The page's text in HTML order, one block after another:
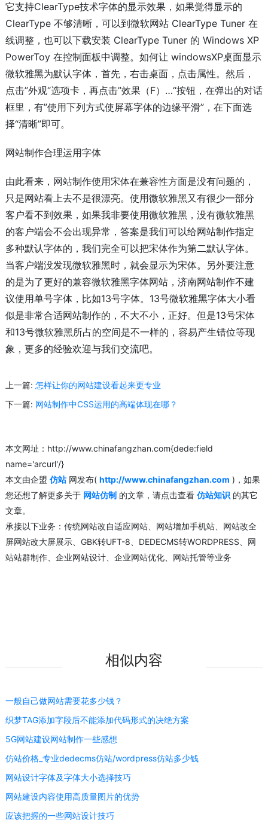
它支持ClearType技术字体的显示效果，如果觉得显示的
ClearType 不够清晰，可以到微软网站 ClearType Tuner 在
线调整，也可以下载安装 ClearType Tuner 的 Windows XP
PowerToy 在控制面板中调整。如何让 windowsXP桌面显示
微软雅黑为默认字体，首先，右击桌面，点击属性。然后，
点击”外观“选项卡，再点击”效果（F）…“按钮，在弹出的对话
框里，有”使用下列方式使屏幕字体的边缘平滑”，在下面选
择“清晰”即可。
网站制作合理运用字体
由此看来，网站制作使用宋体在兼容性方面是没有问题的，
只是网站看上去不是很漂亮。使用微软雅黑又有很少一部分
客户看不到效果，如果我非要使用微软雅黑，没有微软雅黑
的客户端会不会出现异常，答案是我们可以给网站制作指定
多种默认字体的，我们完全可以把宋体作为第二默认字体。
当客户端没发现微软雅黑时，就会显示为宋体。另外要注意
的是为了更好的兼容微软雅黑字体网站，济南网站制作不建
议使用单号字体，比如13号字体。13号微软雅黑字体大小看
似是非常合适网站制作的，不大不小，正好。但是13号宋体
和13号微软雅黑所占的空间是不一样的，容易产生错位等现
象，更多的经验欢迎与我们交流吧。
上一篇: 怎样让你的网站建设看起来更专业
下一篇: 网站制作中CSS运用的高端体现在哪？
本文网址：http://www.chinafangzhan.com{dede:field
name='arcurl'/}
本文由企盟 仿站 网发布( http://www.chinafangzhan.com )，如果
您还想了解更多关于 网站仿制 的文章，请点击查看 仿站知识 的其它
文章。
承接以下业务：传统网站改自适应网站、网站增加手机站、网站改全
屏网站改大屏展示、GBK转UFT-8、DEDECMS转WORDPRESS、网
站站群制作、企业网站设计、企业网站优化、网站托管等业务
相似内容
一般自己做网站需要花多少钱？
织梦TAG添加字段后不能添加代码形式的决绝方案
5G网站建设网站制作一些感想
仿站价格_专业dedecms仿站/wordpress仿站多少钱
网站设计字体及字体大小选择技巧
网站建设内容使用高质量图片的优势
应该把握的一些网站设计技巧